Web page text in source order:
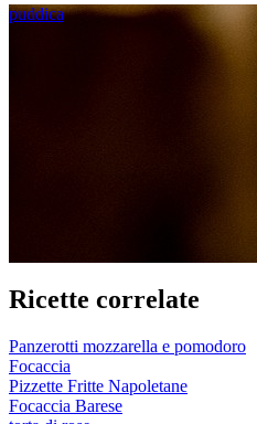
puddica
Ricette correlate
Panzerotti mozzarella e pomodoro
Focaccia
Pizzette Fritte Napoletane
Focaccia Barese